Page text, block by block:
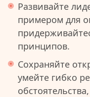
Развивайте
примером для
принципов.
Сохраняйте
умейте гибко